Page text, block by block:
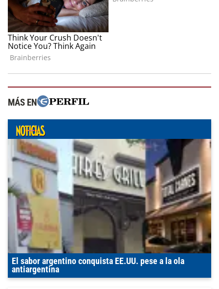
MÁS EN
El sabor argentino conquista EE.UU. pese a la ola
antiargentina